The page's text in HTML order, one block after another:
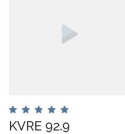
KVRE 92.9